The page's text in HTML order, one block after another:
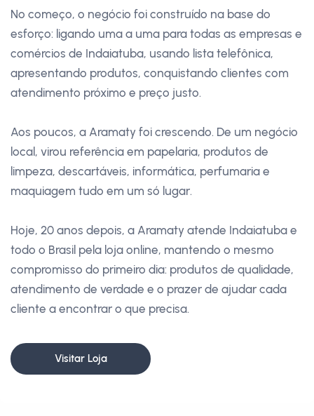
No começo, o negócio foi construído na base do
esforço: ligando uma a uma para todas as empresas e
comércios de Indaiatuba, usando lista telefônica,
apresentando produtos, conquistando clientes com
atendimento próximo e preço justo.
Aos poucos, a Aramaty foi crescendo. De um negócio
local, virou referência em papelaria, produtos de
limpeza, descartáveis, informática, perfumaria e
maquiagem tudo em um só lugar.
Hoje, 20 anos depois, a Aramaty atende Indaiatuba e
todo o Brasil pela loja online, mantendo o mesmo
compromisso do primeiro dia: produtos de qualidade,
atendimento de verdade e o prazer de ajudar cada
cliente a encontrar o que precisa.
Visitar Loja